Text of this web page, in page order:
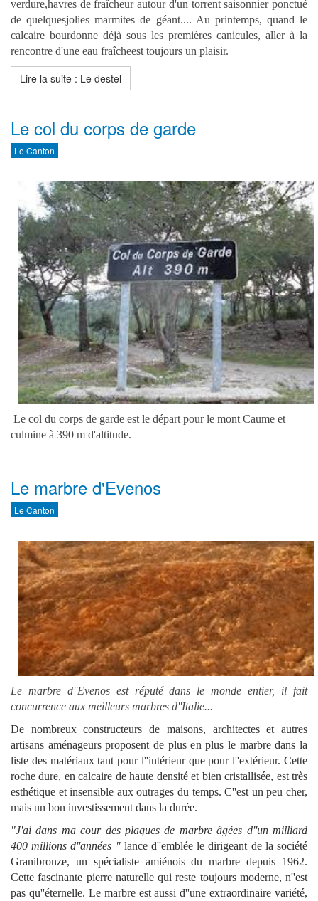
verdure,havres de fraîcheur autour d'un torrent saisonnier ponctué
de quelquesjolies marmites de géant.... Au printemps, quand le
calcaire bourdonne déjà sous les premières canicules, aller à la
rencontre d'une eau fraîcheest toujours un plaisir.
Lire la suite : Le destel
Le col du corps de garde
Le Canton
Le col du corps de garde est le départ pour le mont Caume et
culmine à 390 m d'altitude.
Le marbre d'Evenos
Le Canton
Le marbre d''Evenos est réputé dans le monde entier, il fait
concurrence aux meilleurs marbres d''Italie...
De nombreux constructeurs de maisons, architectes et autres
artisans aménageurs proposent de plus en plus le marbre dans la
liste des matériaux tant pour l''intérieur que pour l''extérieur. Cette
roche dure, en calcaire de haute densité et bien cristallisée, est très
esthétique et insensible aux outrages du temps. C''est un peu cher,
mais un bon investissement dans la durée.
"J'ai dans ma cour des plaques de marbre âgées d''un milliard
400 millions d''années " lance d''emblée le dirigeant de la société
Granibronze, un spécialiste amiénois du marbre depuis 1962.
Cette fascinante pierre naturelle qui reste toujours moderne, n''est
pas qu''éternelle. Le marbre est aussi d''une extraordinaire variété,